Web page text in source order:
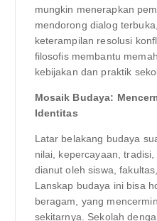
mungkin menerapkan
mendorong dialog
keterampilan resolusi
filosofis membantu
kebijakan dan praktik
Mosaik Budaya:
Identitas
Latar belakang budaya
nilai, kepercayaan,
dianut oleh siswa,
Lanskap budaya ini bisa
beragam, yang
sekitarnya. Sekolah